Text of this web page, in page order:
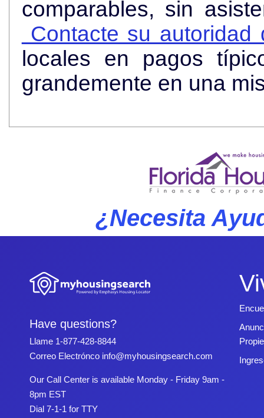
comparables, sin
Contacte su autoridad
locales en pagos
grandemente en una
¿Necesita
Have questions?
Llame 1-877-428-8844
Correo Electrónco info@myhousingsearch.com
Our Call Center is available Monday - Friday 9am -
8pm EST
Dial 7-1-1 for TTY